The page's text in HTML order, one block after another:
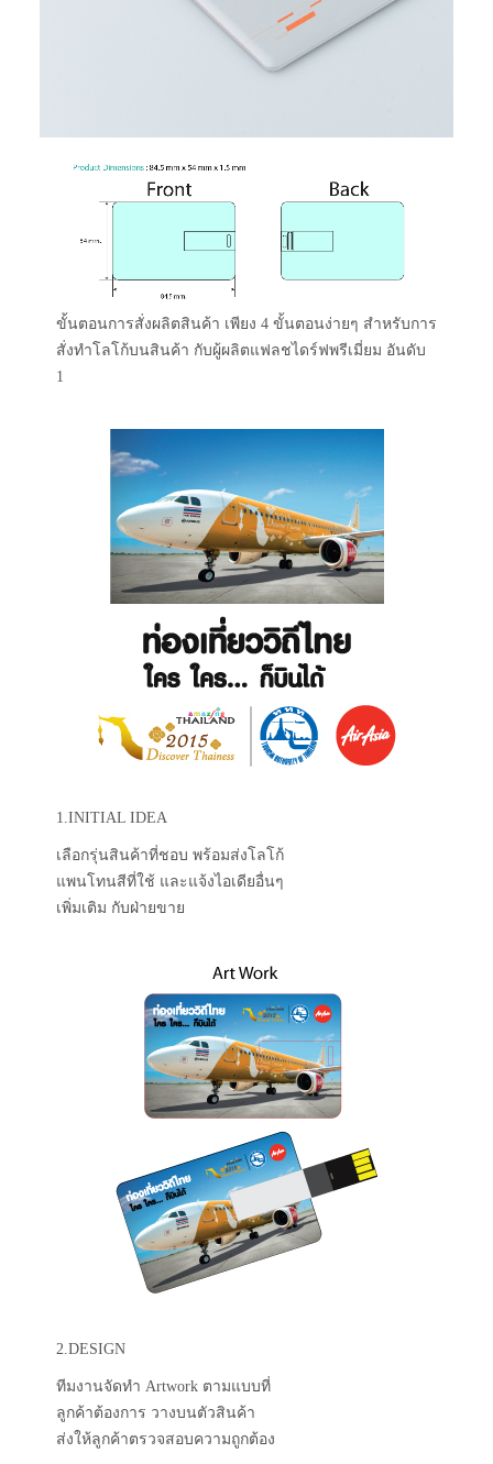
ขั้นตอนการสั่งผลิตสินค้า เพียง 4 ขั้นตอนง่ายๆ สำหรับการ
สั่งทำโลโก้บนสินค้า กับผู้ผลิตแฟลชไดร์ฟพรีเมี่ยม อันดับ
1
1.INITIAL IDEA
เลือกรุ่นสินค้าที่ชอบ พร้อมส่งโลโก้
แพนโทนสีที่ใช้ และแจ้งไอเดียอื่นๆ
เพิ่มเติม กับฝ่ายขาย
2.DESIGN
ทีมงานจัดทำ Artwork ตามแบบที่
ลูกค้าต้องการ วางบนตัวสินค้า
ส่งให้ลูกค้าตรวจสอบความถูกต้อง